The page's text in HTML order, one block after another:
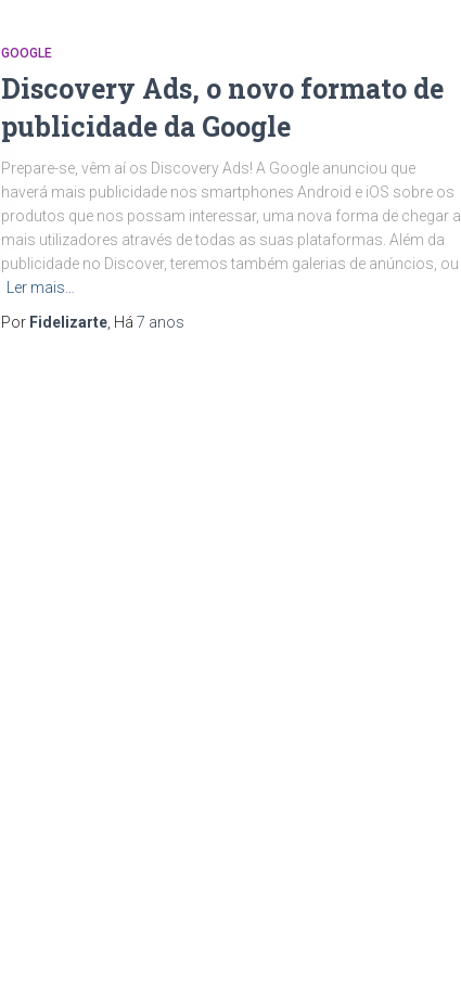
GOOGLE
Discovery Ads, o novo formato de
publicidade da Google
Prepare-se, vêm aí os Discovery Ads! A Google anunciou que
haverá mais publicidade nos smartphones Android e iOS sobre os
produtos que nos possam interessar, uma nova forma de chegar a
mais utilizadores através de todas as suas plataformas. Além da
publicidade no Discover, teremos também galerias de anúncios, ou
Ler mais…
Por Fidelizarte , Há 7 anos